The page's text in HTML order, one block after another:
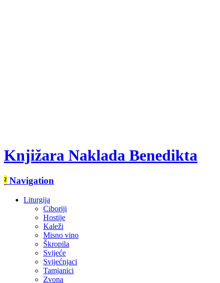
Knjižara Naklada Benedikta
² Navigation
Liturgija
Ciboriji
Hostije
Kaleži
Misno vino
Škropila
Svijeće
Svijećnjaci
Tamjanici
Zvona